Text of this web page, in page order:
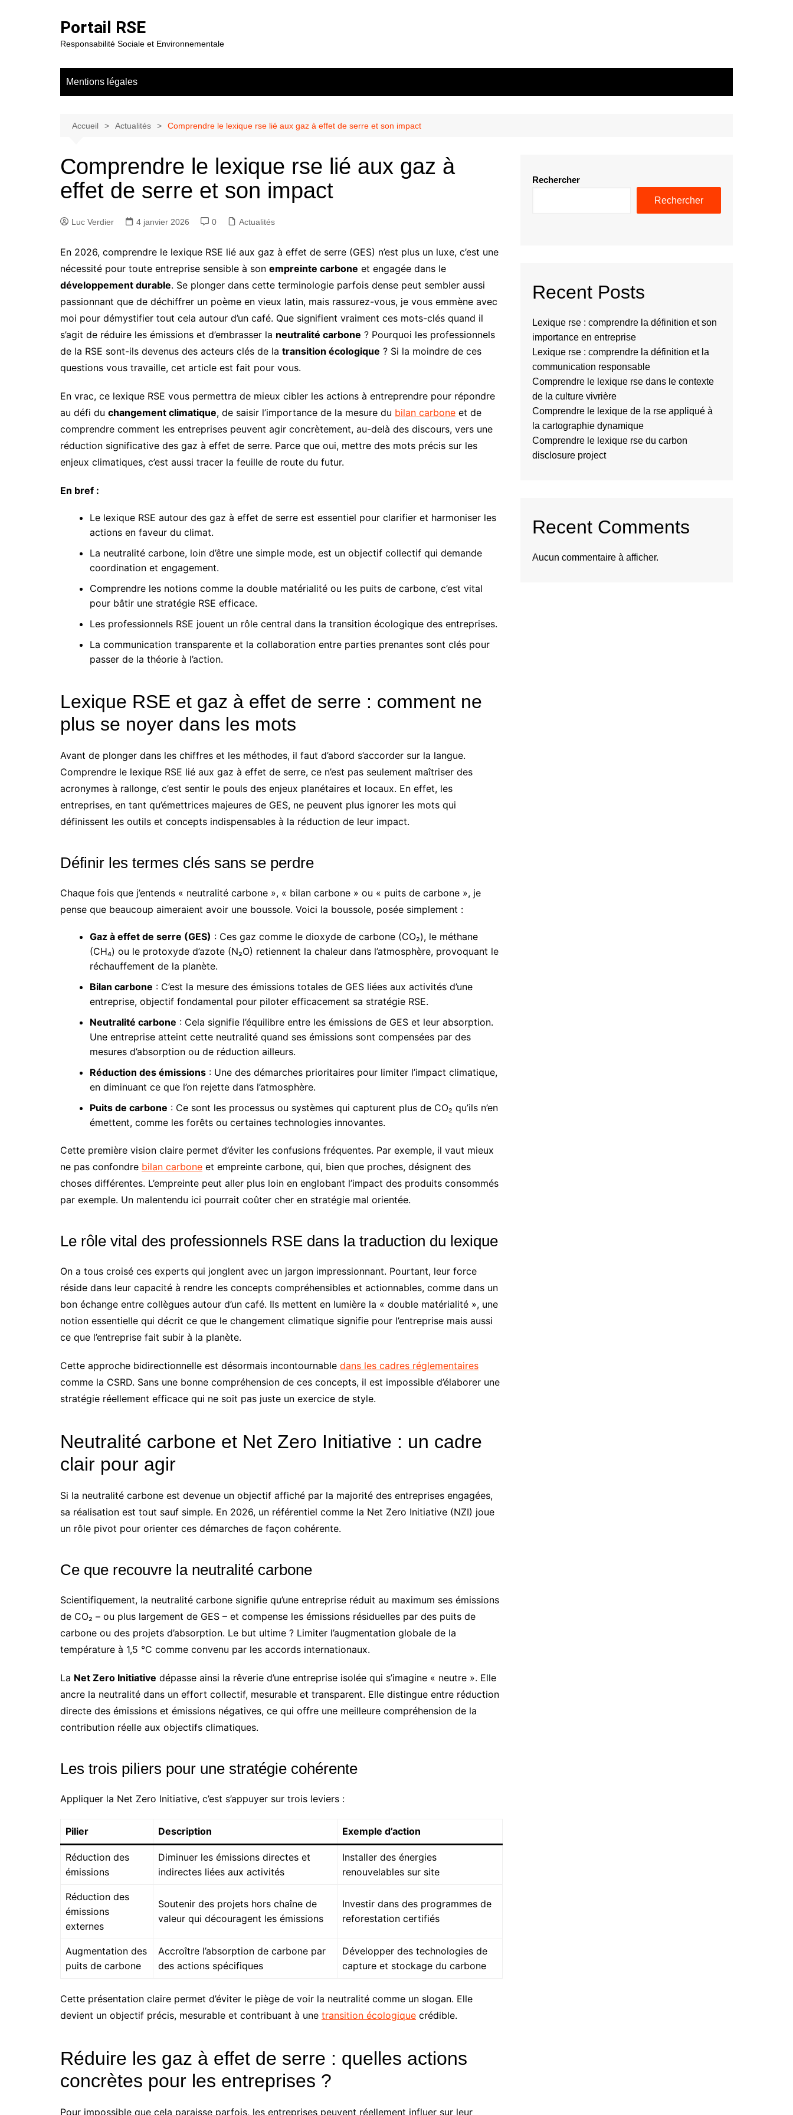
Portail RSE
Responsabilité Sociale et Environnementale
Mentions légales
Accueil Actualités Comprendre le lexique rse lié aux gaz à effet de serre et son impact
Comprendre le lexique rse lié aux gaz à
effet de serre et son impact
Luc Verdier 4 janvier 2026 0 Actualités
En 2026, comprendre le lexique RSE lié aux gaz à effet de serre (GES) n’est plus un luxe, c’est une
nécessité pour toute entreprise sensible à son empreinte carbone et engagée dans le
développement durable. Se plonger dans cette terminologie parfois dense peut sembler aussi
passionnant que de déchiffrer un poème en vieux latin, mais rassurez-vous, je vous emmène avec
moi pour démystifier tout cela autour d’un café. Que signifient vraiment ces mots-clés quand il
s’agit de réduire les émissions et d’embrasser la neutralité carbone ? Pourquoi les professionnels
de la RSE sont-ils devenus des acteurs clés de la transition écologique ? Si la moindre de ces
questions vous travaille, cet article est fait pour vous.
En vrac, ce lexique RSE vous permettra de mieux cibler les actions à entreprendre pour répondre
au défi du changement climatique, de saisir l’importance de la mesure du bilan carbone et de
comprendre comment les entreprises peuvent agir concrètement, au-delà des discours, vers une
réduction significative des gaz à effet de serre. Parce que oui, mettre des mots précis sur les
enjeux climatiques, c’est aussi tracer la feuille de route du futur.
En bref :
Le lexique RSE autour des gaz à effet de serre est essentiel pour clarifier et harmoniser les
actions en faveur du climat.
La neutralité carbone, loin d’être une simple mode, est un objectif collectif qui demande
coordination et engagement.
Comprendre les notions comme la double matérialité ou les puits de carbone, c’est vital
pour bâtir une stratégie RSE efficace.
Les professionnels RSE jouent un rôle central dans la transition écologique des entreprises.
La communication transparente et la collaboration entre parties prenantes sont clés pour
passer de la théorie à l’action.
Lexique RSE et gaz à effet de serre : comment ne
plus se noyer dans les mots
Avant de plonger dans les chiffres et les méthodes, il faut d’abord s’accorder sur la langue.
Comprendre le lexique RSE lié aux gaz à effet de serre, ce n’est pas seulement maîtriser des
acronymes à rallonge, c’est sentir le pouls des enjeux planétaires et locaux. En effet, les
entreprises, en tant qu’émettrices majeures de GES, ne peuvent plus ignorer les mots qui
définissent les outils et concepts indispensables à la réduction de leur impact.
Définir les termes clés sans se perdre
Chaque fois que j’entends « neutralité carbone », « bilan carbone » ou « puits de carbone », je
pense que beaucoup aimeraient avoir une boussole. Voici la boussole, posée simplement :
Gaz à effet de serre (GES) : Ces gaz comme le dioxyde de carbone (CO₂), le méthane
(CH₄) ou le protoxyde d’azote (N₂O) retiennent la chaleur dans l’atmosphère, provoquant le
réchauffement de la planète.
Bilan carbone : C’est la mesure des émissions totales de GES liées aux activités d’une
entreprise, objectif fondamental pour piloter efficacement sa stratégie RSE.
Neutralité carbone : Cela signifie l’équilibre entre les émissions de GES et leur absorption.
Une entreprise atteint cette neutralité quand ses émissions sont compensées par des
mesures d’absorption ou de réduction ailleurs.
Réduction des émissions : Une des démarches prioritaires pour limiter l’impact climatique,
en diminuant ce que l’on rejette dans l’atmosphère.
Puits de carbone : Ce sont les processus ou systèmes qui capturent plus de CO₂ qu’ils n’en
émettent, comme les forêts ou certaines technologies innovantes.
Cette première vision claire permet d’éviter les confusions fréquentes. Par exemple, il vaut mieux
ne pas confondre bilan carbone et empreinte carbone, qui, bien que proches, désignent des
choses différentes. L’empreinte peut aller plus loin en englobant l’impact des produits consommés
par exemple. Un malentendu ici pourrait coûter cher en stratégie mal orientée.
Le rôle vital des professionnels RSE dans la traduction du lexique
On a tous croisé ces experts qui jonglent avec un jargon impressionnant. Pourtant, leur force
réside dans leur capacité à rendre les concepts compréhensibles et actionnables, comme dans un
bon échange entre collègues autour d’un café. Ils mettent en lumière la « double matérialité », une
notion essentielle qui décrit ce que le changement climatique signifie pour l’entreprise mais aussi
ce que l’entreprise fait subir à la planète.
Cette approche bidirectionnelle est désormais incontournable dans les cadres réglementaires
comme la CSRD. Sans une bonne compréhension de ces concepts, il est impossible d’élaborer une
stratégie réellement efficace qui ne soit pas juste un exercice de style.
Neutralité carbone et Net Zero Initiative : un cadre
clair pour agir
Si la neutralité carbone est devenue un objectif affiché par la majorité des entreprises engagées,
sa réalisation est tout sauf simple. En 2026, un référentiel comme la Net Zero Initiative (NZI) joue
un rôle pivot pour orienter ces démarches de façon cohérente.
Ce que recouvre la neutralité carbone
Scientifiquement, la neutralité carbone signifie qu’une entreprise réduit au maximum ses émissions
de CO₂ – ou plus largement de GES – et compense les émissions résiduelles par des puits de
carbone ou des projets d’absorption. Le but ultime ? Limiter l’augmentation globale de la
température à 1,5 °C comme convenu par les accords internationaux.
La Net Zero Initiative dépasse ainsi la rêverie d’une entreprise isolée qui s’imagine « neutre ». Elle
ancre la neutralité dans un effort collectif, mesurable et transparent. Elle distingue entre réduction
directe des émissions et émissions négatives, ce qui offre une meilleure compréhension de la
contribution réelle aux objectifs climatiques.
Les trois piliers pour une stratégie cohérente
Appliquer la Net Zero Initiative, c’est s’appuyer sur trois leviers :
Pilier Description Exemple d’action
Réduction des
émissions
Diminuer les émissions directes et
indirectes liées aux activités
Installer des énergies
renouvelables sur site
Réduction des
émissions
externes
Soutenir des projets hors chaîne de
valeur qui découragent les émissions
Investir dans des programmes de
reforestation certifiés
Augmentation des
puits de carbone
Accroître l’absorption de carbone par
des actions spécifiques
Développer des technologies de
capture et stockage du carbone
Cette présentation claire permet d’éviter le piège de voir la neutralité comme un slogan. Elle
devient un objectif précis, mesurable et contribuant à une transition écologique crédible.
Réduire les gaz à effet de serre : quelles actions
concrètes pour les entreprises ?
Pour impossible que cela paraisse parfois, les entreprises peuvent réellement influer sur leur
Rechercher
Rechercher
Recent Posts
Lexique rse : comprendre la définition et son
importance en entreprise
Lexique rse : comprendre la définition et la
communication responsable
Comprendre le lexique rse dans le contexte
de la culture vivrière
Comprendre le lexique de la rse appliqué à
la cartographie dynamique
Comprendre le lexique rse du carbon
disclosure project
Recent Comments
Aucun commentaire à afficher.